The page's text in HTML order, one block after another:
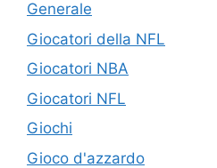
Generale
Giocatori della NFL
Giocatori NBA
Giocatori NFL
Giochi
Gioco d'azzardo